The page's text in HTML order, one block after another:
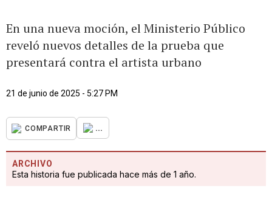
En una nueva moción, el Ministerio Público
reveló nuevos detalles de la prueba que
presentará contra el artista urbano
21 de junio de 2025 - 5:27 PM
COMPARTIR ...
ARCHIVO
Esta historia fue publicada hace más de 1 año.